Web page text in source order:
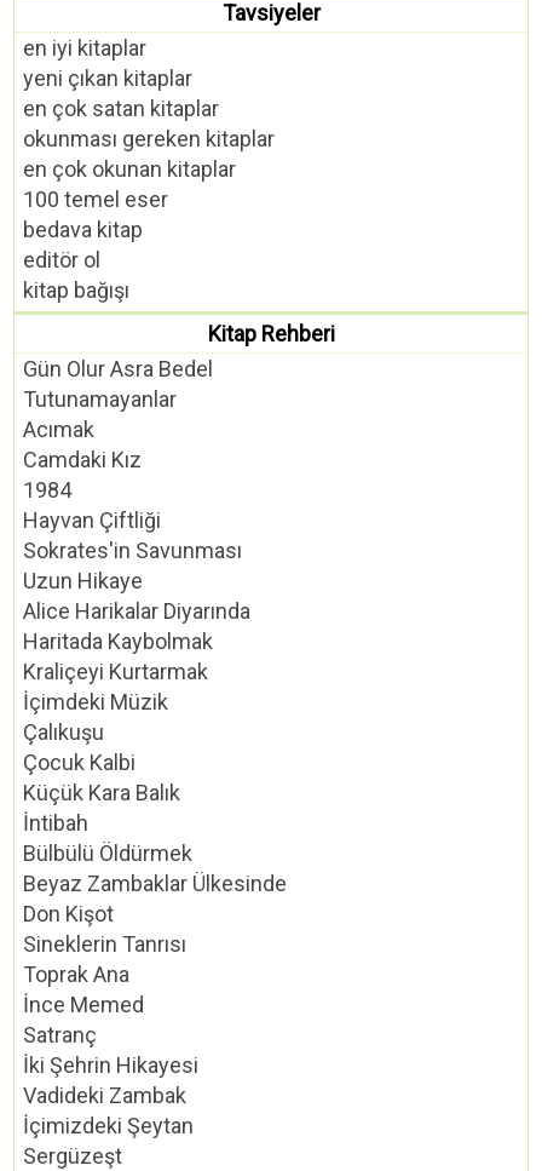
Tavsiyeler
en iyi kitaplar
yeni çıkan kitaplar
en çok satan kitaplar
okunması gereken kitaplar
en çok okunan kitaplar
100 temel eser
bedava kitap
editör ol
kitap bağışı
Kitap Rehberi
Gün Olur Asra Bedel
Tutunamayanlar
Acımak
Camdaki Kız
1984
Hayvan Çiftliği
Sokrates'in Savunması
Uzun Hikaye
Alice Harikalar Diyarında
Haritada Kaybolmak
Kraliçeyi Kurtarmak
İçimdeki Müzik
Çalıkuşu
Çocuk Kalbi
Küçük Kara Balık
İntibah
Bülbülü Öldürmek
Beyaz Zambaklar Ülkesinde
Don Kişot
Sineklerin Tanrısı
Toprak Ana
İnce Memed
Satranç
İki Şehrin Hikayesi
Vadideki Zambak
İçimizdeki Şeytan
Sergüzeşt